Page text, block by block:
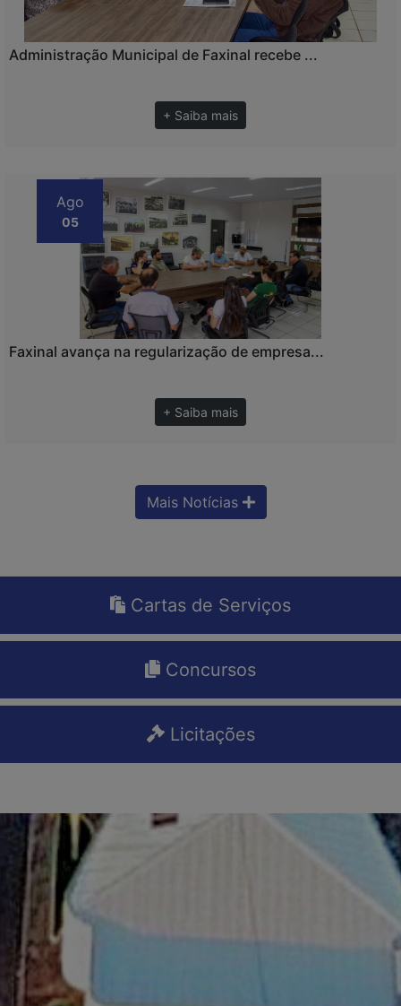
Administração Municipal de Faxinal recebe ...
+ Saiba mais
Ago
05
Faxinal avança na regularização de empresa...
+ Saiba mais
Mais Notícias
Cartas de Serviços
Concursos
Licitações